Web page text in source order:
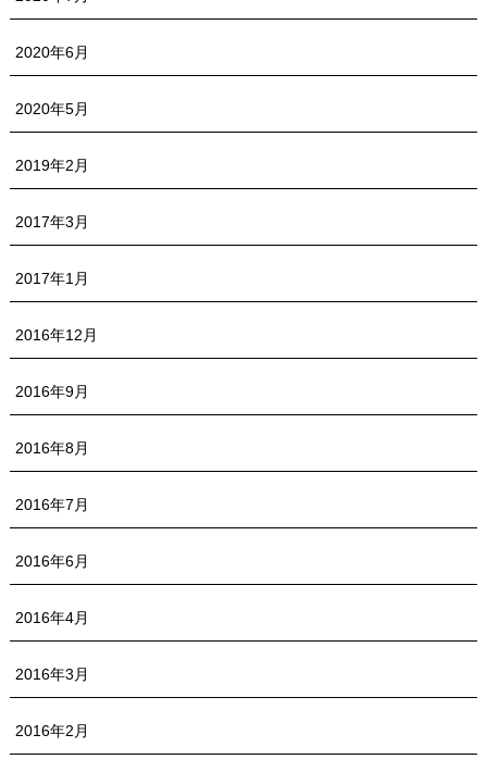
2020年6月
2020年5月
2019年2月
2017年3月
2017年1月
2016年12月
2016年9月
2016年8月
2016年7月
2016年6月
2016年4月
2016年3月
2016年2月